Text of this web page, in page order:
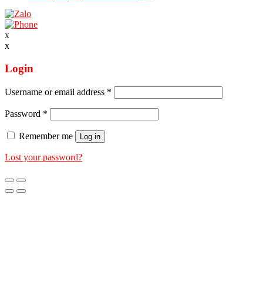
x
x
Login
Username or email address *
Password *
Remember me Log in
Lost your password?